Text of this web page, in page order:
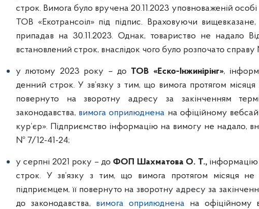
строк. Вимога було вручена 20.11.2023 уповноваженій
ТОВ «Екотрансоіл» під підпис. Враховуючи
припадав на 30.11.2023. Однак, товариство не надало
встановлений строк, внаслідок чого було розпочато
у лютому 2023 року – до ТОВ «Еско-Інжинірінг»,
денний строк. У зв’язку з тим, що вимога протягом
повернуто на зворотну адресу за закінченням
законодавства, вимога оприлюднена на офіційному
кур’єр». Підприємство інформацію на вимогу не надало,
№ 7/12-41-24;
у серпні 2021 року – до ФОП Шахматова О. Т.,
строк. У зв’язку з тим, що вимога протягом місяця
підприємцем, її повернуто на зворотну адресу за
до законодавства, вимога оприлюднена на офіційному